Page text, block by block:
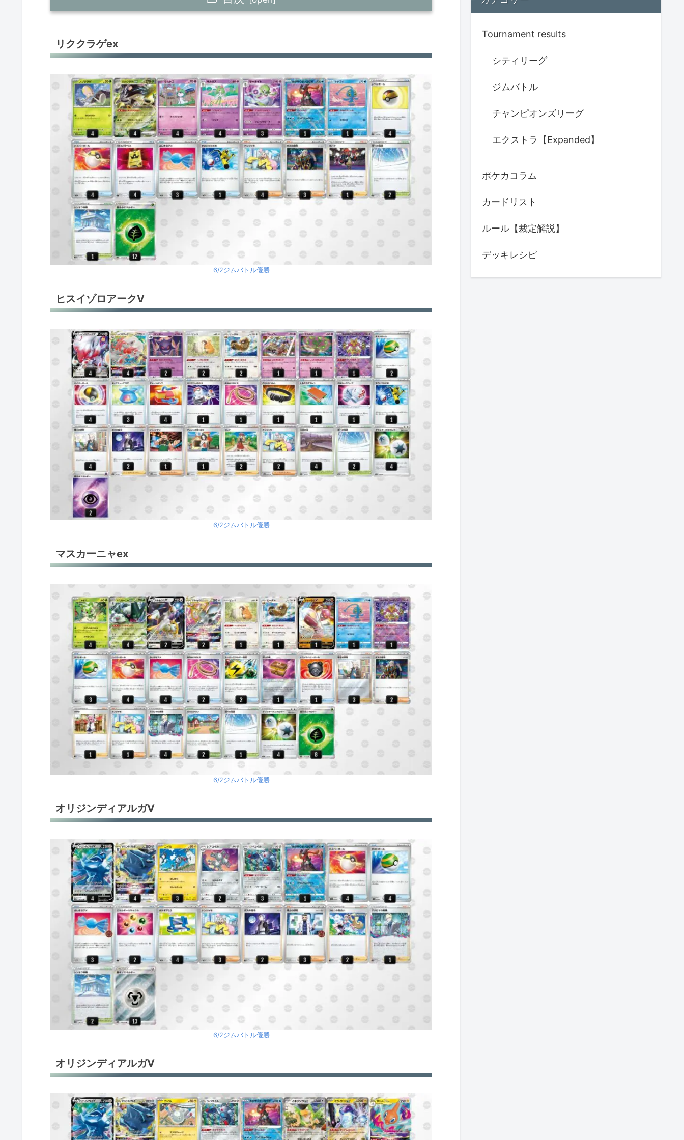
ヒスイゾロアークV
マスカーニャex
オリジンディアルガV
オリジンディアルガV
パオジアンex
パオジアンex
パオジアンex
ミュウVMAX
ミュウVMAX
ジュラルドンV
サーナイトex
アルセウスV＋ギラティナV
アルセウスV＋ギラティナV
ロストギラティナV
ロストギラティナV
環境デッキレシピまとめ
リククラゲex
6/2ジムバトル優勝
ヒスイゾロアークV
6/2ジムバトル優勝
マスカーニャex
6/2ジムバトル優勝
オリジンディアルガV
6/2ジムバトル優勝
オリジンディアルガV
Tournament results
シティリーグ
ジムバトル
チャンピオンズリーグ
エクストラ【Expanded】
ポケカコラム
カードリスト
ルール【裁定解説】
デッキレシピ